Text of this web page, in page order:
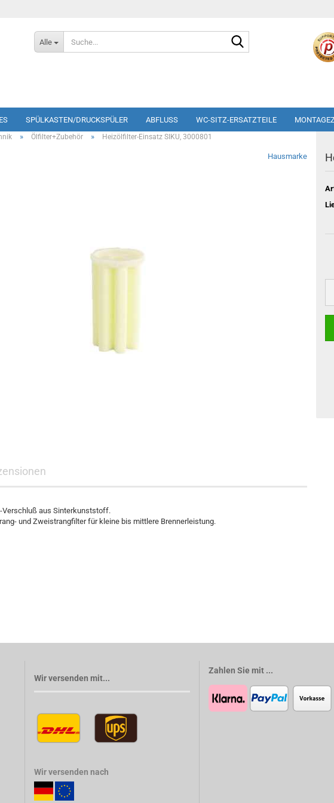
Alle
SPÜLKASTEN/DRUCKSPÜLER ABFLUSS WC-SITZ-ERSATZTEILE
» Ölfilter+Zubehör » Heizölfilter-Einsatz SIKU, 3000801
Hausmarke
Verschluß aus Sinterkunststoff.
und Zweistrangfilter für kleine bis mittlere Brennerleistung.
Wir versenden mit...
Wir versenden nach
Zahlen Sie mit ...